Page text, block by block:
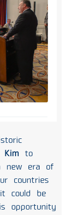
Kim to
new era of
countries
could be
opportunity